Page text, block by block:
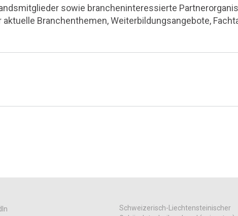
sowie brancheninteressierte
Branchenthemen, Weiterbildungsangebote,
Schweizerisch-Liechtensteinischer